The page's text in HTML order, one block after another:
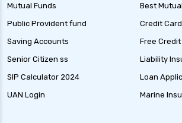
Mutual Funds
Public Provident fund
Saving Accounts
Senior Citizen ss
SIP Calculator 2024
UAN Login
Best
Credit
Free Credit
Liability
Loan
Marine